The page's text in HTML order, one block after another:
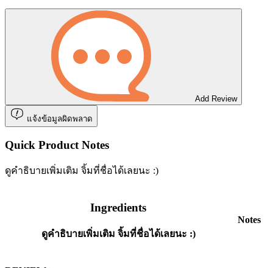
Add Review
แจ้งข้อมูลผิดพลาด
Quick Product Notes
ดูคำธิบายเพิ่มเติม จิ้มที่ชื่อได้เลยนะ :)
Ingredients
ดูคำธิบายเพิ่มเติม จิ้มที่ชื่อได้เลยนะ :)
Notes